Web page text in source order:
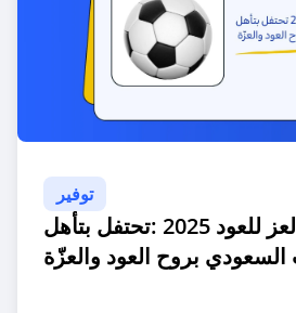
توفير
عروض العز للعود 2025 :تحتفل بتأهل
السعودي بروح العود والعزّة